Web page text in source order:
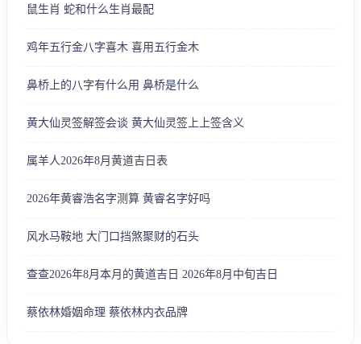
鼠生肖 蛇和什么生肖最配
鸡年五行金八字喜木 喜用五行金木
鼻桥上的八字有什么用 鼻桥是什么
黄大仙灵签解签会谈 黄大仙灵签上上签含义
属羊人2026年8月黄道吉日表
2026年黄睿浩名字测算 黄睿名字好吗
风水马鞍地 大门口挡煞聚财的石头
查查2026年8月本月的黄道吉日 2026年8月中旬吉日
蔡依林婚姻命理 蔡依林内衣品牌